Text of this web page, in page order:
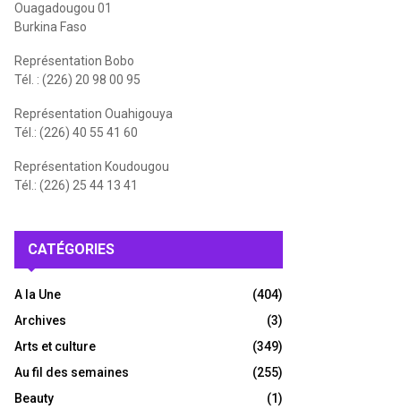
Ouagadougou 01
Burkina Faso
Représentation Bobo
Tél. : (226) 20 98 00 95
Représentation Ouahigouya
Tél.: (226) 40 55 41 60
Représentation Koudougou
Tél.: (226) 25 44 13 41
CATÉGORIES
A la Une
(404)
Archives
(3)
Arts et culture
(349)
Au fil des semaines
(255)
Beauty
(1)